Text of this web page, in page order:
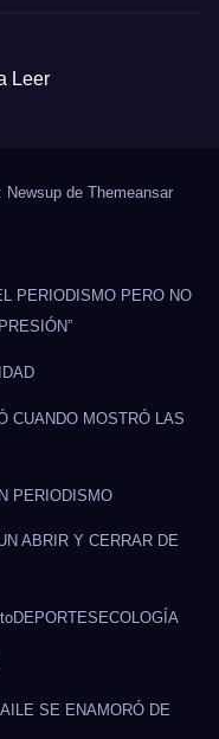
Leer
Newsup de Themeansar
PERIODISMO PERO NO
CUANDO MOSTRÓ LAS
PERIODISMO
ABRIR Y CERRAR DE
DEPORTES ECOLOGÍA
SE ENAMORÓ DE